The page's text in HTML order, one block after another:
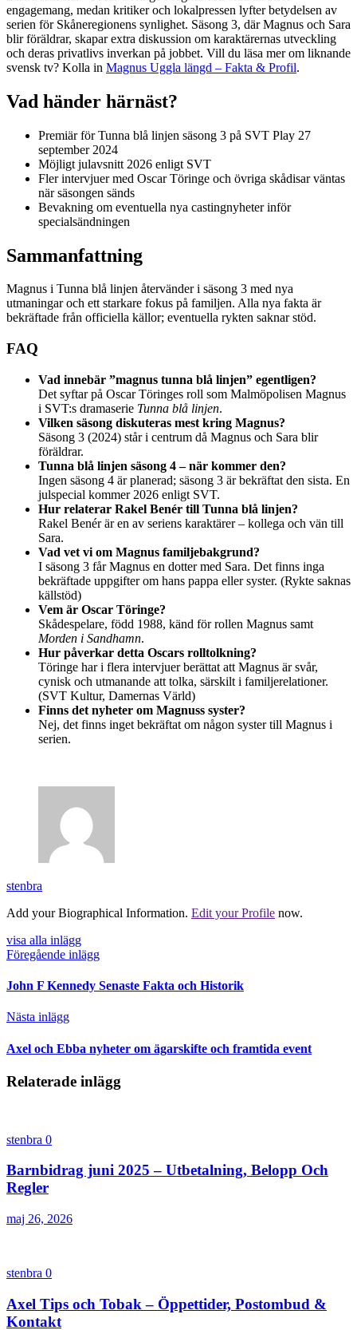
engagemang, medan kritiker och lokalpressen lyfter betydelsen av
serien för Skåneregionens synlighet. Säsong 3, där Magnus och Sara
blir föräldrar, skapar extra diskussion om karaktärernas utveckling
och deras privatlivs inverkan på jobbet. Vill du läsa mer om liknande
svensk tv? Kolla in Magnus Uggla längd – Fakta & Profil.
Vad händer härnäst?
Premiär för Tunna blå linjen säsong 3 på SVT Play 27
september 2024
Möjligt julavsnitt 2026 enligt SVT
Fler intervjuer med Oscar Töringe och övriga skådisar väntas
när säsongen sänds
Bevakning om eventuella nya castingnyheter inför
specialsändningen
Sammanfattning
Magnus i Tunna blå linjen återvänder i säsong 3 med nya
utmaningar och ett starkare fokus på familjen. Alla nya fakta är
bekräftade från officiella källor; eventuella rykten saknar stöd.
FAQ
Vad innebär ”magnus tunna blå linjen” egentligen?
Det syftar på Oscar Töringes roll som Malmöpolisen Magnus
i SVT:s dramaserie Tunna blå linjen.
Vilken säsong diskuteras mest kring Magnus?
Säsong 3 (2024) står i centrum då Magnus och Sara blir
föräldrar.
Tunna blå linjen säsong 4 – när kommer den?
Ingen säsong 4 är planerad; säsong 3 är bekräftat den sista. En
julspecial kommer 2026 enligt SVT.
Hur relaterar Rakel Benér till Tunna blå linjen?
Rakel Benér är en av seriens karaktärer – kollega och vän till
Sara.
Vad vet vi om Magnus familjebakgrund?
I säsong 3 får Magnus en dotter med Sara. Det finns inga
bekräftade uppgifter om hans pappa eller syster. (Rykte saknas
källstöd)
Vem är Oscar Töringe?
Skådespelare, född 1988, känd för rollen Magnus samt
Morden i Sandhamn.
Hur påverkar detta Oscars rolltolkning?
Töringe har i flera intervjuer berättat att Magnus är svår,
cynisk och utmanande att tolka, särskilt i familjerelationer.
(SVT Kultur, Damernas Värld)
Finns det nyheter om Magnuss syster?
Nej, det finns inget bekräftat om någon syster till Magnus i
serien.
stenbra
Add your Biographical Information. Edit your Profile now.
visa alla inlägg
Föregående inlägg
John F Kennedy Senaste Fakta och Historik
Nästa inlägg
Axel och Ebba nyheter om ägarskifte och framtida event
Relaterade inlägg
stenbra 0
Barnbidrag juni 2025 – Utbetalning, Belopp Och
Regler
maj 26, 2026
stenbra 0
Axel Tips och Tobak – Öppettider, Postombud &
Kontakt